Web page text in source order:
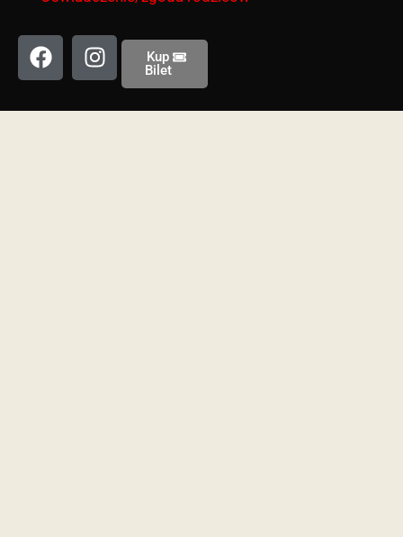
Kup
Bilet